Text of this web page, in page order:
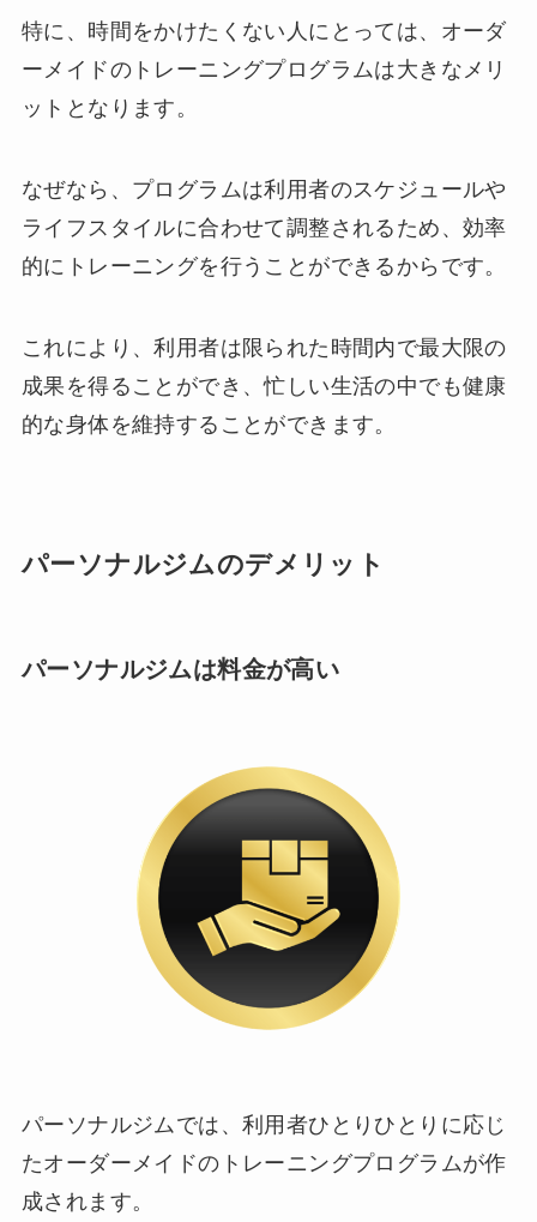
特に、時間をかけたくない人にとっては、オーダ
ーメイドのトレーニングプログラムは大きなメリ
ットとなります。
なぜなら、プログラムは利用者のスケジュールや
ライフスタイルに合わせて調整されるため、効率
的にトレーニングを行うことができるからです。
これにより、利用者は限られた時間内で最大限の
成果を得ることができ、忙しい生活の中でも健康
的な身体を維持することができます。
パーソナルジムのデメリット
パーソナルジムは料金が高い
パーソナルジムでは、利用者ひとりひとりに応じ
たオーダーメイドのトレーニングプログラムが作
成されます。